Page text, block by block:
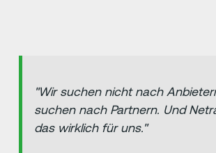
"Wir suchen nicht nach
suchen nach Partnern. Und
das wirklich für uns."